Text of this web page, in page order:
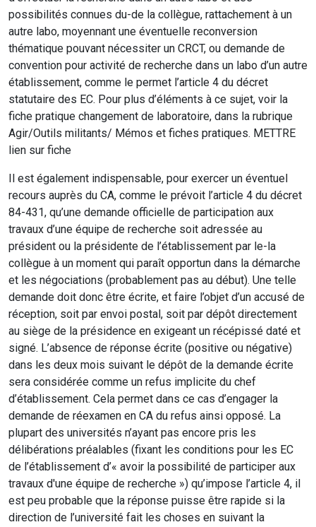
possibilités connues du-de la collègue, rattachement à un
autre labo, moyennant une éventuelle reconversion
thématique pouvant nécessiter un CRCT, ou demande de
convention pour activité de recherche dans un labo d’un autre
établissement, comme le permet l’article 4 du décret
statutaire des EC. Pour plus d’éléments à ce sujet, voir la
fiche pratique changement de laboratoire, dans la rubrique
Agir/Outils militants/ Mémos et fiches pratiques. METTRE
lien sur fiche
Il est également indispensable, pour exercer un éventuel
recours auprès du CA, comme le prévoit l’article 4 du décret
84-431, qu’une demande officielle de participation aux
travaux d’une équipe de recherche soit adressée au
président ou la présidente de l’établissement par le-la
collègue à un moment qui paraît opportun dans la démarche
et les négociations (probablement pas au début). Une telle
demande doit donc être écrite, et faire l’objet d’un accusé de
réception, soit par envoi postal, soit par dépôt directement
au siège de la présidence en exigeant un récépissé daté et
signé. L’absence de réponse écrite (positive ou négative)
dans les deux mois suivant le dépôt de la demande écrite
sera considérée comme un refus implicite du chef
d’établissement. Cela permet dans ce cas d’engager la
demande de réexamen en CA du refus ainsi opposé. La
plupart des universités n’ayant pas encore pris les
délibérations préalables (fixant les conditions pour les EC
de l’établissement d’« avoir la possibilité de participer aux
travaux d'une équipe de recherche ») qu’impose l’article 4, il
est peu probable que la réponse puisse être rapide si la
direction de l’université fait les choses en suivant la